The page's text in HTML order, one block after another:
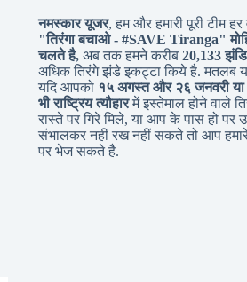
नमस्कार यूजर, हम और हमारी पूरी टीम हर
"तिरंगा बचाओ - #SAVE Tiranga"
चलते है,अब तक हमने करीब 20,133
अधिक तिरंगे झंडे इकट्टा किये है. मतलब
यदि आपको १५ अगस्त और २६ जनवरी या
भी राष्ट्रिय त्यौहारमें इस्तेमाल होने वाले
रास्ते पर गिरे मिले, या आप के पास हो पर
संभालकर नहीं रख नहीं सकते तो आप
पर भेज सकते है.